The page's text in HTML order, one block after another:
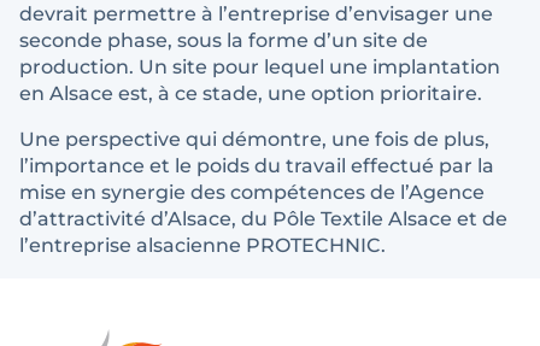
devrait permettre à l’entreprise d’envisager une
seconde phase, sous la forme d’un site de
production. Un site pour lequel une implantation
en Alsace est, à ce stade, une option prioritaire.
Une perspective qui démontre, une fois de plus,
l’importance et le poids du travail effectué par la
mise en synergie des compétences de l’Agence
d’attractivité d’Alsace, du Pôle Textile Alsace et de
l’entreprise alsacienne PROTECHNIC.